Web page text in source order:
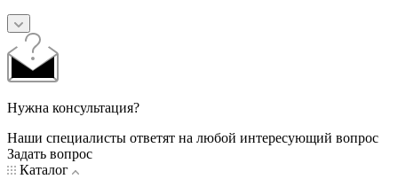
Нужна консультация?
Наши специалисты ответят на любой интересующий вопрос
Задать вопрос
Каталог